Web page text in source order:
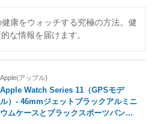
健康をウォッチする究極の方法。健
な情報を届けます。
Apple(アップル)
Apple Watch Series 11（GPSモデ
ル）- 46mmジェットブラックアルミニ
ウムケースとブラックスポーツバンド -